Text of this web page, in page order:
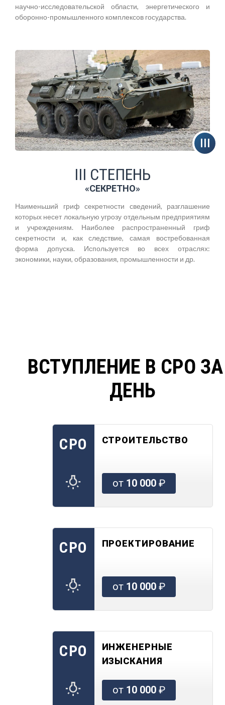
научно-исследовательской области, энергетического и
оборонно-промышленного комплексов государства.
III СТЕПЕНЬ
«СЕКРЕТНО»
Наименьший гриф секретности сведений, разглашение
которых несет локальную угрозу отдельным предприятиям
и учреждениям. Наиболее распространенный гриф
секретности и, как следствие, самая востребованная
форма допуска. Используется во всех отраслях:
экономики, науки, образования, промышленности и др.
ВСТУПЛЕНИЕ В СРО
ДЕНЬ
СРО СТРОИТЕЛЬСТВО
от 10 000₽
СРО ПРОЕКТИРОВАНИЕ
от 10 000₽
СРО
ИНЖЕНЕРНЫЕ
ИЗЫСКАНИЯ
от 10 000₽